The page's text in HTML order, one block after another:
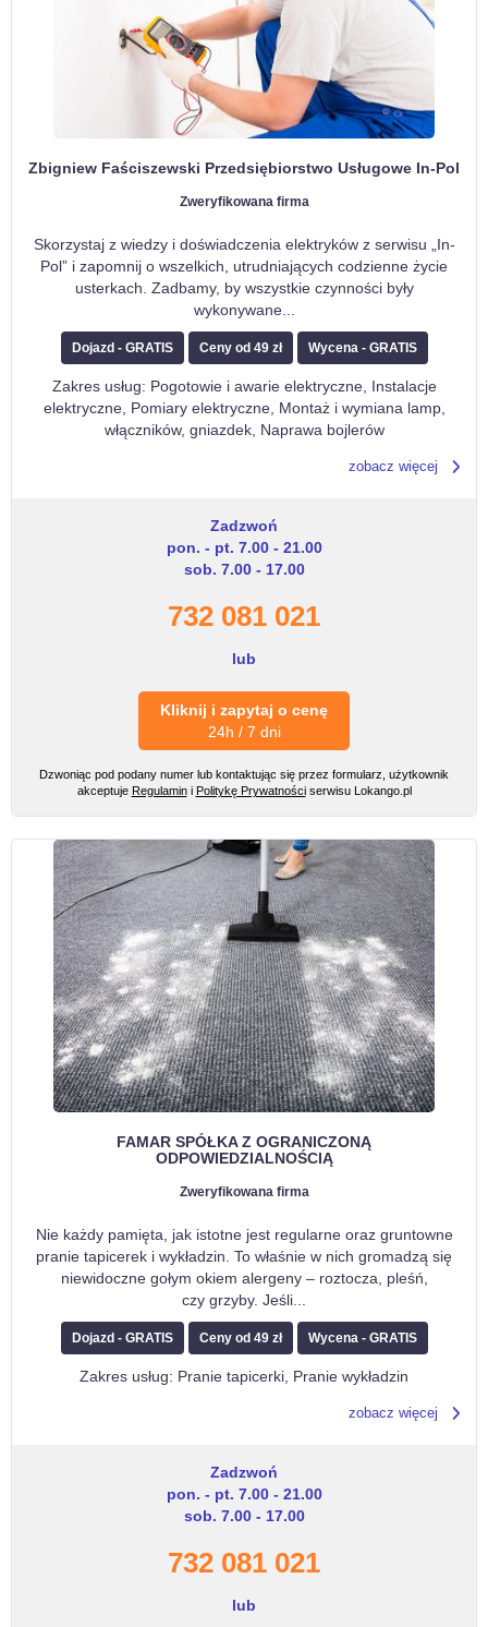
Zbigniew Faściszewski Przedsiębiorstwo Usługowe In-Pol
Zweryfikowana firma
Skorzystaj z wiedzy i doświadczenia elektryków z serwisu „In-
Pol” i zapomnij o wszelkich, utrudniających codzienne życie
usterkach. Zadbamy, by wszystkie czynności były
wykonywane...
Dojazd - GRATIS Ceny od 49 zł Wycena - GRATIS
Zakres usług: Pogotowie i awarie elektryczne, Instalacje
elektryczne, Pomiary elektryczne, Montaż i wymiana lamp,
włączników, gniazdek, Naprawa bojlerów
zobacz więcej
Zadzwoń
pon. - pt. 7.00 - 21.00
sob. 7.00 - 17.00
732 081 021
lub
Kliknij i zapytaj o cenę
24h / 7 dni
Dzwoniąc pod podany numer lub kontaktując się przez formularz, użytkownik
akceptuje Regulamini Politykę Prywatnościserwisu Lokango.pl
FAMAR SPÓŁKA Z OGRANICZONĄ
ODPOWIEDZIALNOŚCIĄ
Zweryfikowana firma
Nie każdy pamięta, jak istotne jest regularne oraz gruntowne
pranie tapicerek i wykładzin. To właśnie w nich gromadzą się
niewidoczne gołym okiem alergeny – roztocza, pleśń,
czy grzyby. Jeśli
Dojazd - GRATIS Ceny od 49 zł Wycena - GRATIS
Zakres usług: Pranie tapicerki, Pranie wykładzin
zobacz więcej
Zadzwoń
pon. - pt. 7.00 - 21.00
sob. 7.00 - 17.00
732 081 021
lub